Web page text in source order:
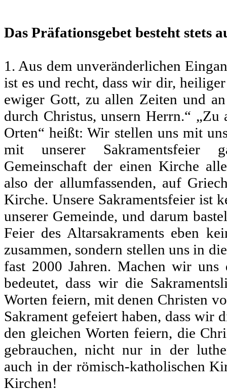
Das Präfationsgebet besteht stets
1. Aus dem unveränderlichen
ist es und recht, dass wir dir,
ewiger Gott, zu allen Zeiten und
durch Christus, unsern Herrn.“
Orten“ heißt: Wir stellen uns mit
mit unserer
Gemeinschaft der einen Kirche
also der allumfassenden, auf
Kirche. Unsere Sakramentsfeier ist
unserer Gemeinde, und darum
Feier des Altarsakraments eben
zusammen, sondern stellen uns in
fast 2000 Jahren. Machen wir uns
bedeutet, dass wir die
Worten feiern, mit denen Christen
Sakrament gefeiert haben, dass wir
den gleichen Worten feiern, die
gebrauchen, nicht nur in der
auch in der römisch-katholischen
Kirchen!